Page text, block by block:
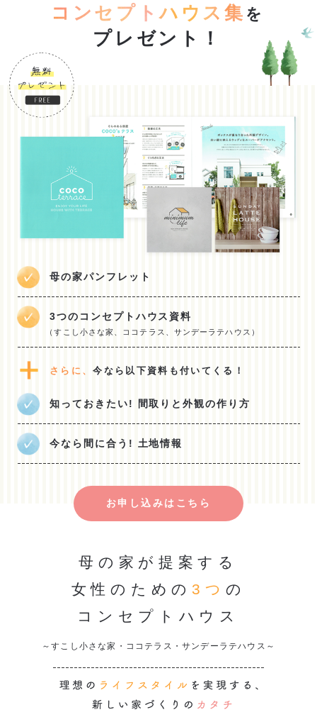
コンセプトハウス集 を
プレゼント！
母の家パンフレット
3つのコンセプトハウス資料
（すこし小さな家、ココテラス、サンデーラテハウス）
さらに、今なら以下資料も付いてくる！
知っておきたい! 間取りと外観の作り方
今なら間に合う! 土地情報
お申し込みはこちら
母の家が提案する
女性のための 3つ の
コンセプトハウス
～すこし小さな家・ココテラス・サンデーラテハウス～